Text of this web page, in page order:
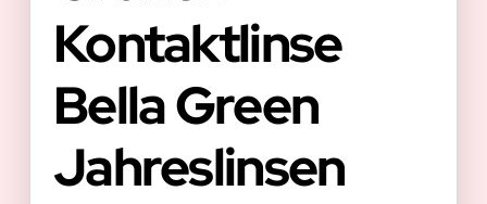
Kontaktlinse
Bella Green
Jahreslinsen